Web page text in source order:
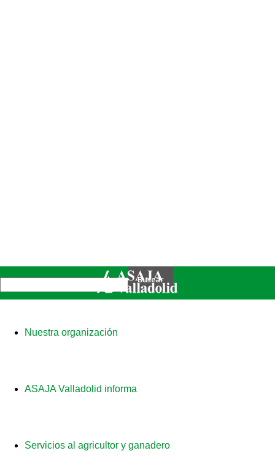
Nuestra organización
ASAJA Valladolid informa
Servicios al agricultor y ganadero